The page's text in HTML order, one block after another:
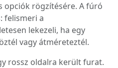
opciók rögzítésére. A fúró
felismeri a
lekezeli, ha egy
vagy átméreteztél.
rossz oldalra került furat.